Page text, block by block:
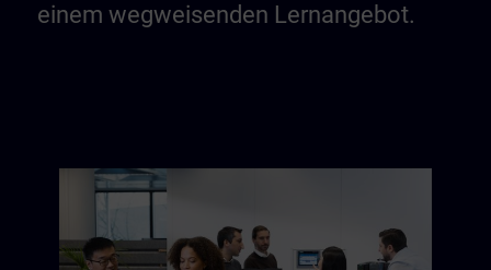
einem wegweisenden Lernangebot.